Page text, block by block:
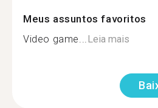
Meus assuntos favoritos
Video game...Leia mais